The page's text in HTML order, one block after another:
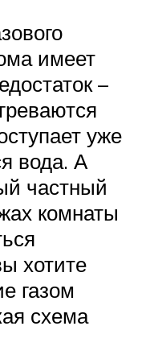
имеет
–
уже
вода. А
частный
комнаты
хотите
газом
схема